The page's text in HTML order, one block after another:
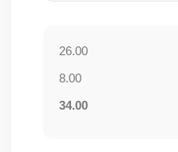
26.00
8.00
34.00